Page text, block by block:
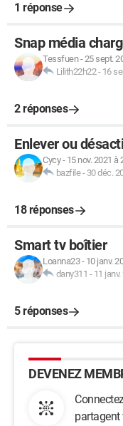
1 réponse
Snap média
Tessfuen-25 sept.
Lilith22h22- 16
2 réponses
Enlever ou
Cycy- 15 nov. 2021 à
bazfile- 30 déc.
18 réponses
Smart tv boîtier
Loanna23- 10 janv.
dany311 - 11
5 réponses
DEVENEZ
partagent